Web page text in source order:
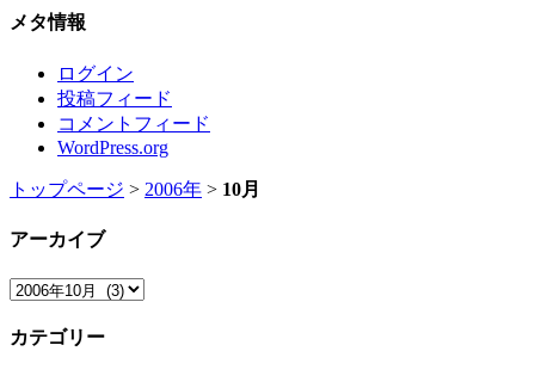
メタ情報
ログイン
投稿フィード
コメントフィード
WordPress.org
トップページ > 2006年 > 10月
アーカイブ
ア
カ
カテゴリー